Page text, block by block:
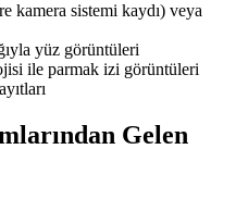
kamera sistemi kaydı) veya
yüz görüntüleri
ile parmak izi görüntüleri
Gelen